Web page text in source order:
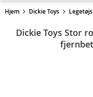
Hjem Dickie Toys
Dickie Toys Stor